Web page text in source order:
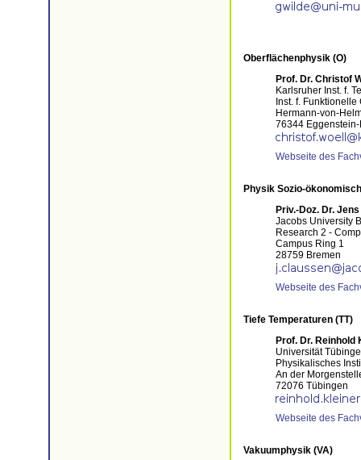
Oberflächenphysik (O)
Prof. Dr. Christof
Karlsruher Inst. f.
Inst. f.
Hermann-von-
76344
Webseite des
Physik Sozio-
Priv.-Doz. Dr.
Jacobs University
Research 2 -
Campus Ring 1
28759 Bremen
Webseite des
Tiefe Temperaturen (TT)
Prof. Dr. Reinhold
Universität
Physikalisches
An der
72076 Tübingen
Webseite des
Vakuumphysik (VA)